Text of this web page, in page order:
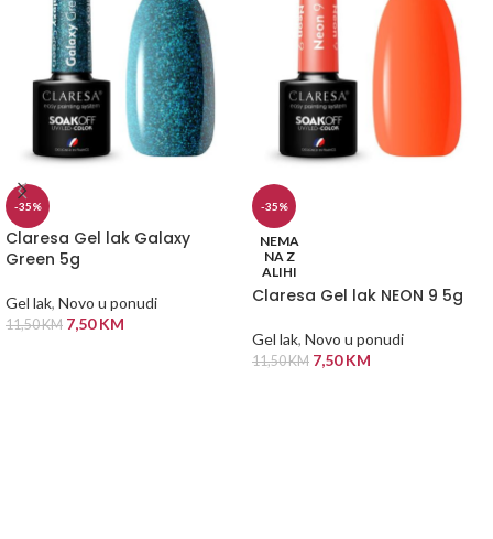
-35%
Claresa Gel lak Galaxy
Green 5g
Gel lak, Novo u ponudi
11,50KM 7,50KM
-35%
NEMA
NA Z
ALIHI
Claresa Gel lak NEON 9 5g
Gel lak, Novo u ponudi
11,50KM 7,50KM